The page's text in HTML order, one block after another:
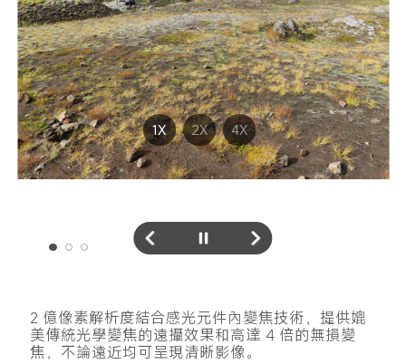
1X 2X 4X
2 億像素解析度結合感光元件內變焦技術，提供媲
美傳統光學變焦的遠攝效果和高達 4 倍的無損變
焦，不論遠近均可呈現清晰影像。